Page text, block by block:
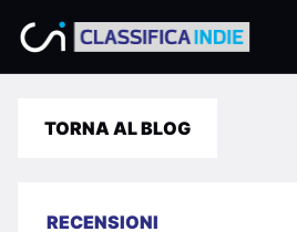
TORNA AL BLOG
RECENSIONI